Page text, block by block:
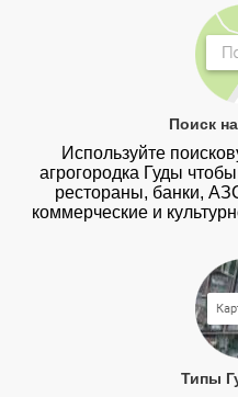
Поиск
Используйте
агрогородка Гуды
рестораны, банки,
коммерческие и
Типы